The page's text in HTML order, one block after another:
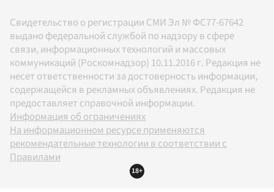
Свидетельство о регистрации СМИ Эл № ФС77-67642
выдано федеральной службой по надзору в сфере
связи, информационных технологий и массовых
коммуникаций (Роскомнадзор) 10.11.2016 г. Редакция не
несет ответственности за достоверность информации,
содержащейся в рекламных объявлениях. Редакция не
предоставляет справочной информации.
Информация об ограничениях
На информационном ресурсе применяются
рекомендательные технологии в соответствии с
Правилами
18+